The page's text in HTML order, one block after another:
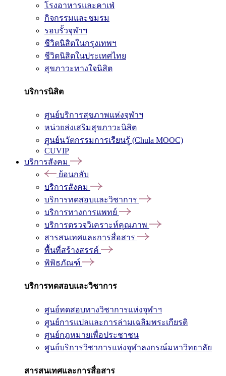
โรงอาหารและคาเฟ่
กิจกรรมและชมรม
รอบรั้วจุฬาฯ
ชีวิตนิสิตในกรุงเทพฯ
ชีวิตนิสิตในประเทศไทย
สุขภาวะทางใจนิสิต
บริการนิสิต
ศูนย์บริการสุขภาพแห่งจุฬาฯ
หน่วยส่งเสริมสุขภาวะนิสิต
ศูนย์นวัตกรรมการเรียนรู้ (Chula MOOC)
CUVIP
บริการสังคม
ย้อนกลับ
บริการสังคม
บริการทดสอบและวิชาการ
บริการทางการแพทย์
บริการตรวจวิเคราะห์คุณภาพ
สารสนเทศและการสื่อสาร
พื้นที่สร้างสรรค์
พิพิธภัณฑ์
บริการทดสอบและวิชาการ
ศูนย์ทดสอบทางวิชาการแห่งจุฬาฯ
ศูนย์การแปลและการล่ามเฉลิมพระเกียรติ
ศูนย์กฎหมายเพื่อประชาชน
ศูนย์บริการวิชาการแห่งจุฬาลงกรณ์มหาวิทยาลัย
สารสนเทศและการสื่อสาร